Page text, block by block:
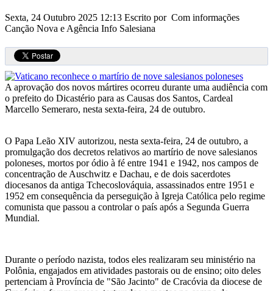
Sexta, 24 Outubro 2025 12:13 Escrito por Com informações
Canção Nova e Agência Info Salesiana
A aprovação dos novos mártires ocorreu durante uma audiência com
o prefeito do Dicastério para as Causas dos Santos, Cardeal
Marcello Semeraro, nesta sexta-feira, 24 de outubro.
O Papa Leão XIV autorizou, nesta sexta-feira, 24 de outubro, a
promulgação dos decretos relativos ao martírio de nove salesianos
poloneses, mortos por ódio à fé entre 1941 e 1942, nos campos de
concentração de Auschwitz e Dachau, e de dois sacerdotes
diocesanos da antiga Tchecoslováquia, assassinados entre 1951 e
1952 em consequência da perseguição à Igreja Católica pelo regime
comunista que passou a controlar o país após a Segunda Guerra
Mundial.
Durante o período nazista, todos eles realizaram seu ministério na
Polônia, engajados em atividades pastorais ou de ensino; oito deles
pertenciam à Província de "São Jacinto" de Cracóvia da diocese de